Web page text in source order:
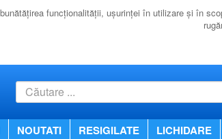
funcţionalităţii, uşurinţei în utilizare şi în
NOUTATI RESIGILATE LICHIDARE